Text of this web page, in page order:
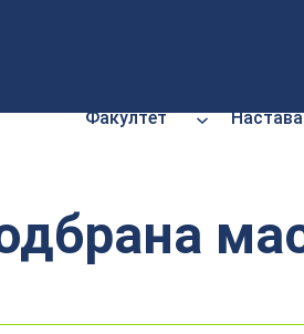
Факултет Настава